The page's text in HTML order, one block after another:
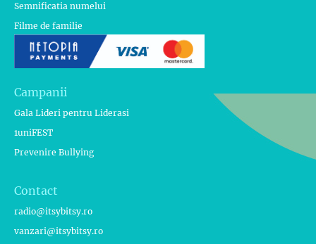
Semnificatia numelui
Filme de familie
Campanii
Gala Lideri pentru Liderasi
1uniFEST
Prevenire Bullying
Contact
radio@itsybitsy.ro
vanzari@itsybitsy.ro